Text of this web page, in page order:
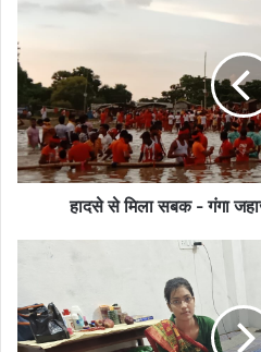
मिला
सबक
गंगा
जहाज
घाट
पर
हादसे से मिला सबक - गंगा
व्रत
में